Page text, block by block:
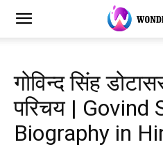
गोविन्द सिंह
परिचय | Govind
Biography in